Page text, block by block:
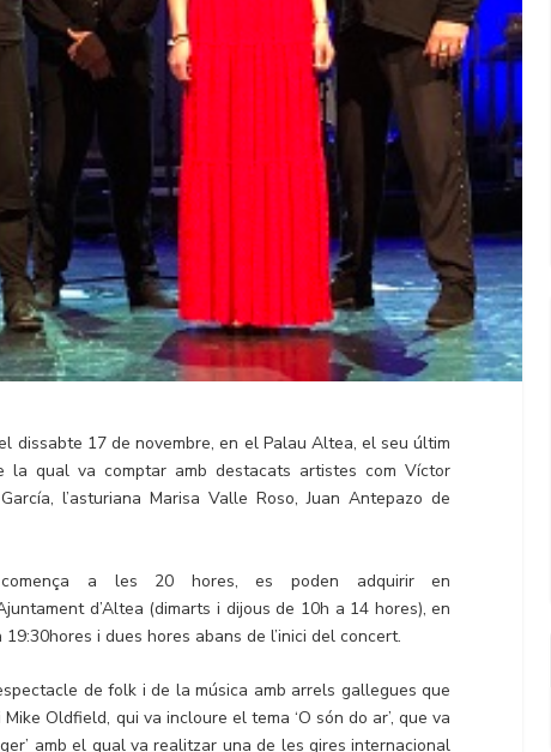
dissabte 17 de novembre, en el Palau Altea, el seu últim
la qual va comptar amb destacats artistes com Víctor
l’asturiana Marisa Valle Roso, Juan Antepazo de
a les 20 hores, es poden adquirir en
d’Altea (dimarts i dijous de 10h a 14 hores), en
i dues hores abans de l’inici del concert.
de folk i de la música amb arrels gallegues que
Oldfield, qui va incloure el tema ‘O són do ar’, que va
amb el qual va realitzar una de les gires internacional